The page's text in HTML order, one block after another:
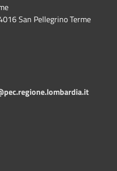
San Pellegrino Terme